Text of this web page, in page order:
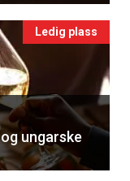
Ledig plass
ungarske